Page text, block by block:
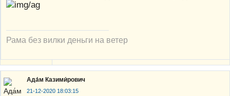
Рама без вилки деньги на ветер
Ада́м Казими́рович
21-12-2020 18:03:15